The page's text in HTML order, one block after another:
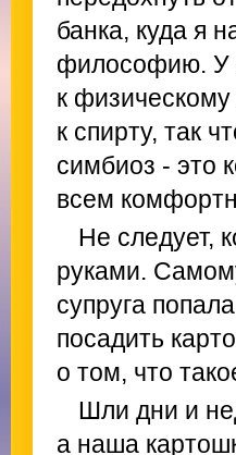
банка, куда я
философию. У
к
к спирту, так
симбиоз - это
всем
Не следует,
руками.
супруга
посадить
о том, что
Шли дни и
а наша